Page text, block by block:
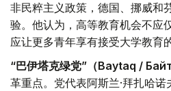
非民粹主义政策，德国、挪威和
验。他认为，高等教育机会不应
应让更多青年享有接受大学教育
“巴伊塔克绿党”（Baytaq /
革重点。党代表阿斯兰·拜扎哈